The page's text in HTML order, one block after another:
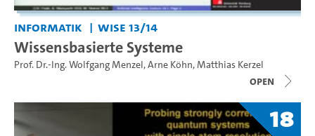
Informatik WiSe 13/14
Wissensbasierte Systeme
Prof. Dr.-Ing. Wolfgang Menzel,Arne Köhn,Matthias Kerzel
open
18